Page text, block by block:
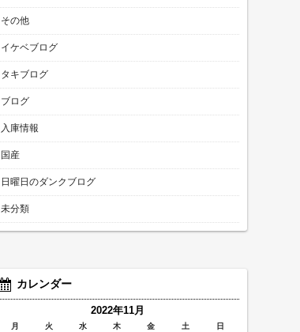
その他
イケベブログ
タキブログ
ブログ
入庫情報
国産
日曜日のダンクブログ
未分類
カレンダー
2022年11月
月 火 水 木 金 土 日